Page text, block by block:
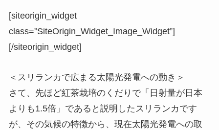
[siteorigin_widget
class=”SiteOrigin_Widget_Image_Widget”]
[/siteorigin_widget]
＜スリランカで広まる太陽光発電への動き＞
さて、先ほど紅茶栽培のくだりで「日射量が日本
よりも1.5倍」であると説明したスリランカです
が、 その気候の特徴から、現在太陽光発電への取